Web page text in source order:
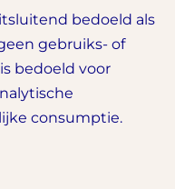
bedoeld als
gebruiks- of
bedoeld voor
consumptie.